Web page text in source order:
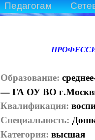
Педагогам
Образование:
— ГА ОУ ВО г.Москвы
Квалификация:
Специальность:
Категория: высшая